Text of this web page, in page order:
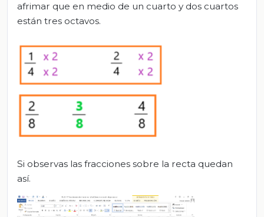
afrimar que en medio de un cuarto y dos cuartos
están tres octavos.
Si observas las fracciones sobre la recta quedan
así.